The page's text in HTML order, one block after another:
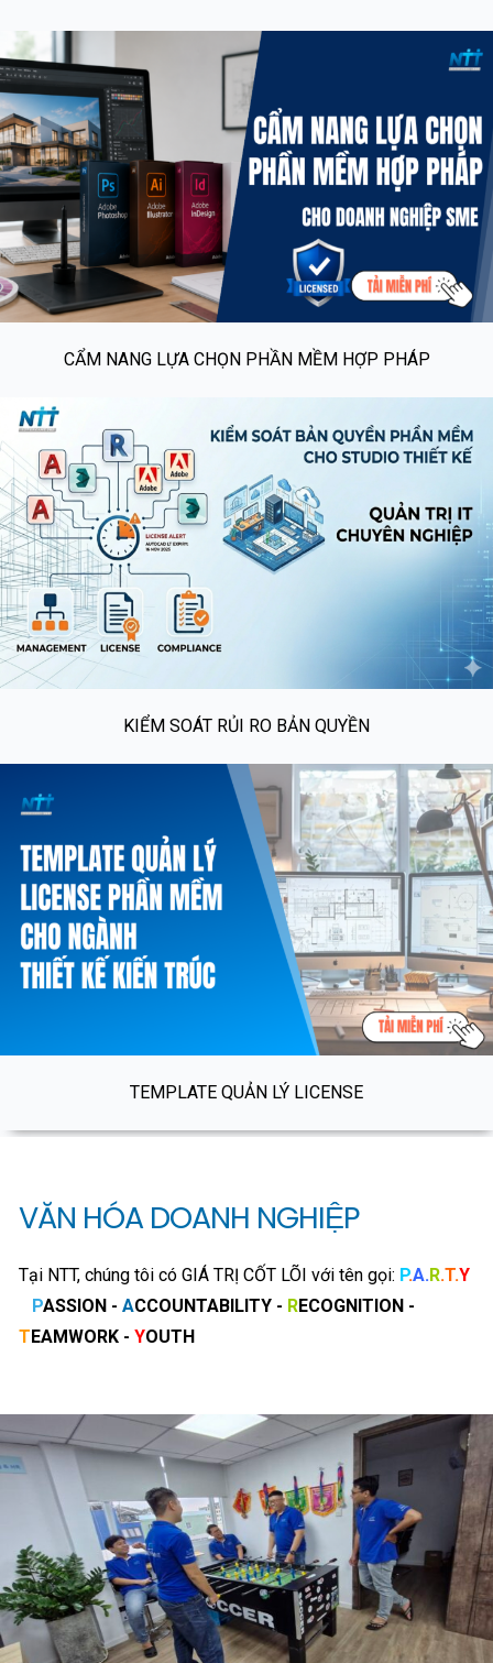
CẨM NANG LỰA CHỌN PHẦN MỀM HỢP PHÁP
KIỂM SOÁT RỦI RO BẢN QUYỀN
TEMPLATE QUẢN LÝ LICENSE
VĂN HÓA DOANH NGHIỆP
Tại NTT, chúng tôi có GIÁ TRỊ CỐT LÕI với tên gọi: P.A.R.T.Y
PASSION - ACCOUNTABILITY - RECOGNITION -
TEAMWORK - YOUTH